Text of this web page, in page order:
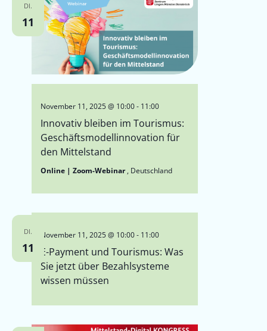
DI.
11
Innovativ bleiben im Tourismus:
Geschäftsmodellinnovation für
den Mittelstand
November 11, 2025 @ 10:00- 11:00
Online | Zoom-Webinar, Deutschland
DI.
11
E-Payment und Tourismus: Was
Sie jetzt über Bezahlsysteme
wissen müssen
November 11, 2025 @ 10:00- 11:00